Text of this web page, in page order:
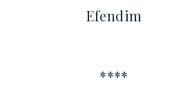
Efendim
****